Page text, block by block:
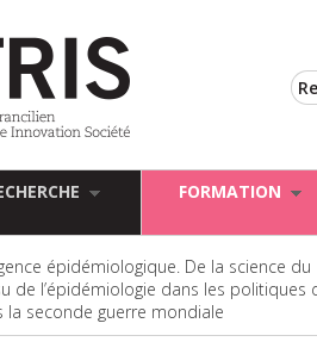
FORMATION
épidémiologique. De la science
de l’épidémiologie dans les
la seconde guerre mondiale